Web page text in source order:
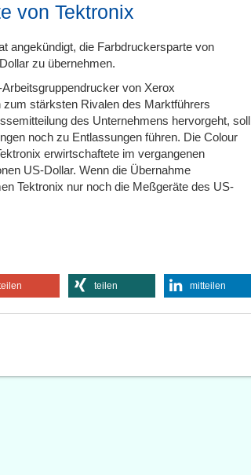
von Tektronix
angekündigt, die Farbdruckersparte von
zu übernehmen.
von Xerox
stärksten Rivalen des Marktführers
des Unternehmens hervorgeht, soll
noch zu Entlassungen führen. Die Colour
erwirtschaftete im vergangenen
US-Dollar. Wenn die Übernahme
Tektronix nur noch die Meßgeräte des US-
teilen mitteilen